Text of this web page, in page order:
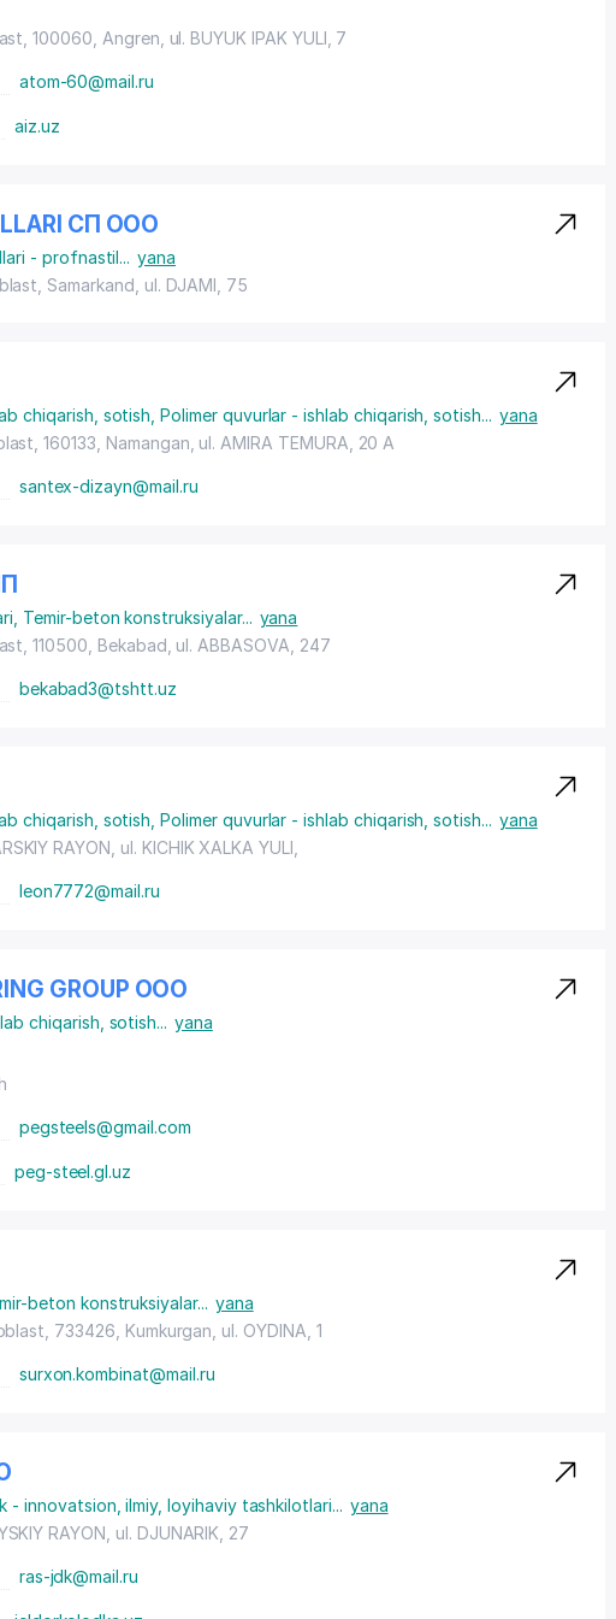
100060, Angren, ul. BUYUK IPAK YULI , 7
atom-60@mail.ru
aiz.uz
СП ООО
- profnastil... yana
Samarkand, ul. DJAMI , 75
chiqarish, sotish ,Polimer quvurlar - ishlab chiqarish, sotish... yana
160133, Namangan, ul. AMIRA TEMURA , 20 A
santex-dizayn@mail.ru
Temir-beton konstruksiyalar... yana
110500, Bekabad, ul. ABBASOVA , 247
bekabad3@tshtt.uz
chiqarish, sotish ,Polimer quvurlar - ishlab chiqarish, sotish... yana
RAYON , ul. KICHIK XALKA YULI,
leon7772@mail.ru
GROUP ООО
chiqarish, sotish... yana
pegsteels@gmail.com
peg-steel.gl.uz
beton konstruksiyalar... yana
733426, Kumkurgan, ul. OYDINA , 1
surxon.kombinat@mail.ru
- innovatsion, ilmiy, loyihaviy tashkilotlari... yana
RAYON ul. DJUNARIK , 27
ras-jdk@mail.ru